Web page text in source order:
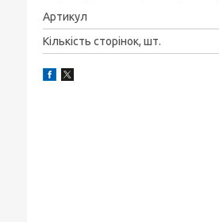
Артикул
Кількість сторінок, шт.